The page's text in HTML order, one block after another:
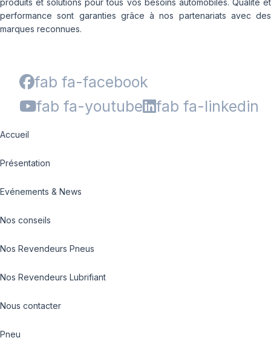
produits et solutions pour tous vos besoins automobiles. Qualité et
performance sont garanties grâce à nos partenariats avec des
marques reconnues.
fab fa-facebook
fab fa-youtube
fab fa-linkedin
Accueil
Présentation
Evénements & News
Nos conseils
Nos Revendeurs Pneus
Nos Revendeurs Lubrifiant
Nous contacter
Pneu